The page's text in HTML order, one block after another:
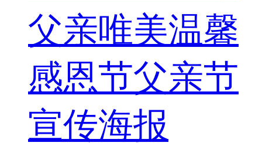
父亲唯美温馨
感恩节父亲节
宣传海报